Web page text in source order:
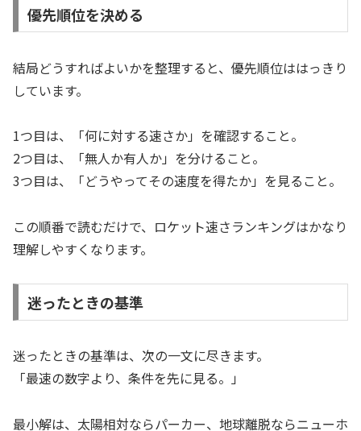
優先順位を決める
結局どうすればよいかを整理すると、優先順位ははっきり
しています。
1つ目は、「何に対する速さか」を確認すること。
2つ目は、「無人か有人か」を分けること。
3つ目は、「どうやってその速度を得たか」を見ること。
この順番で読むだけで、ロケット速さランキングはかなり
理解しやすくなります。
迷ったときの基準
迷ったときの基準は、次の一文に尽きます。
「最速の数字より、条件を先に見る。」
最小解は、太陽相対ならパーカー、地球離脱ならニューホ